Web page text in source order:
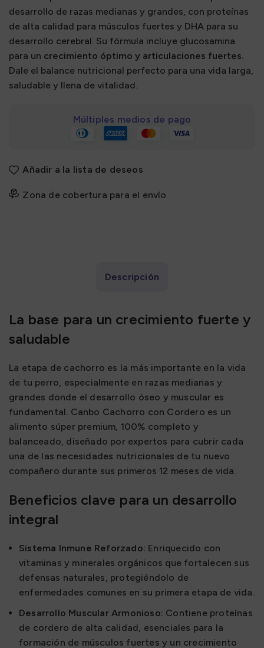
desarrollo de razas medianas y grandes, con proteínas
de alta calidad para músculos fuertes y DHA para su
desarrollo cerebral. Su fórmula incluye glucosamina
para un crecimiento óptimo y articulaciones fuertes.
Dale el balance nutricional perfecto para una vida larga,
saludable y llena de vitalidad.
Múltiples medios de pago
Añadir a la lista de deseos
Zona de cobertura para el envío
Descripción
La base para un crecimiento fuerte y
saludable
La etapa de cachorro es la más importante en la vida
de tu perro, especialmente en razas medianas y
grandes donde el desarrollo óseo y muscular es
fundamental. Canbo Cachorro con Cordero es un
alimento súper premium, 100% completo y
balanceado, diseñado por expertos para cubrir cada
una de las necesidades nutricionales de tu nuevo
compañero durante sus primeros 12 meses de vida.
Beneficios clave para un desarrollo
integral
Sistema Inmune Reforzado: Enriquecido con
vitaminas y minerales orgánicos que fortalecen sus
defensas naturales, protegiéndolo de
enfermedades comunes en su primera etapa de vida.
Desarrollo Muscular Armonioso: Contiene proteínas
de cordero de alta calidad, esenciales para la
formación de músculos fuertes y un crecimiento